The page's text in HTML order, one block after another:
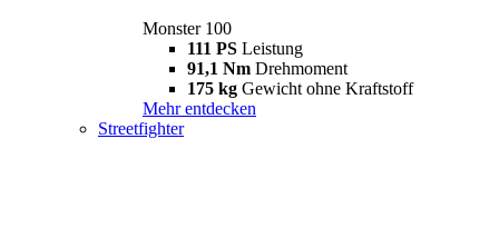
Monster 100
111 PS Leistung
91,1 Nm Drehmoment
175 kg Gewicht ohne Kraftstoff
Mehr entdecken
Streetfighter